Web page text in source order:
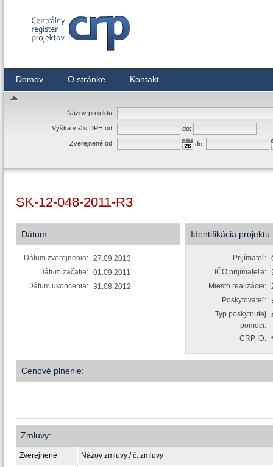
Domov O stránke Kontakt
Názov projektu:
Výška v € s DPH od:
do:
Zverejnené od:
do:
SK-12-048-2011-R3
Dátum:
Dátum zverejnenia: 27.09.2013
Dátum začatia: 01.09.2011
Dátum ukončenia: 31.08.2012
Identifikácia projektu:
Prijímateľ:
IČO prijímateľa:
Miesto realizácie:
Poskytovateľ:
Typ poskytnutej
pomoci:
CRP ID:
Cenové plnenie:
Zmluvy:
Zverejnené Názov zmluvy / č. zmluvy